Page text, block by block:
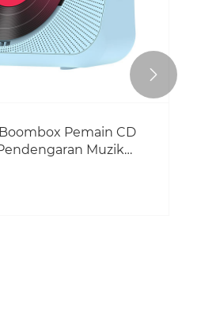
Pemain CD
Muzik
